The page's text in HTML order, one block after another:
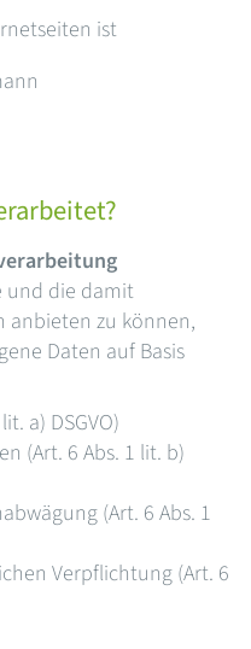
ist
und die damit
anbieten zu können,
Daten auf Basis
a) DSGVO)
(Art. 6 Abs. 1 lit. b)
(Art. 6 Abs. 1
Verpflichtung (Art. 6